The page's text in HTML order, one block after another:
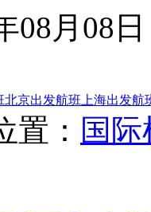
08月08日
北京出发航班 上海出发航
置： 国